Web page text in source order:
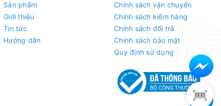
Sản phẩm
Giới thiệu
Tin tức
Hướng dẫn
Chính sách vận chuyển
Chính sách kiểm hàng
Chính sách đổi trả
Chính sách bảo mật
Quy định sử dụng